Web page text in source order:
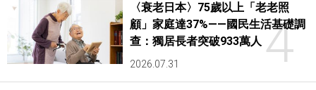
4
〈衰老日本〉75歲以上「老老照
顧」家庭達37%——國民生活基礎調
查：獨居長者突破933萬人
2026.07.31